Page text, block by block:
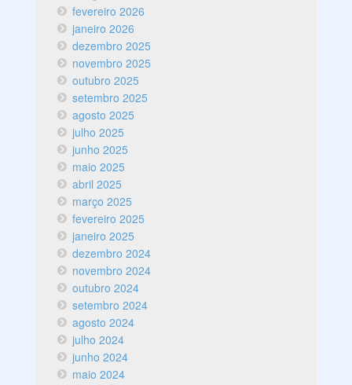
fevereiro 2026
janeiro 2026
dezembro 2025
novembro 2025
outubro 2025
setembro 2025
agosto 2025
julho 2025
junho 2025
maio 2025
abril 2025
março 2025
fevereiro 2025
janeiro 2025
dezembro 2024
novembro 2024
outubro 2024
setembro 2024
agosto 2024
julho 2024
junho 2024
maio 2024